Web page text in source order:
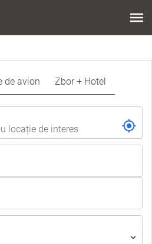
de avion Zbor + Hotel